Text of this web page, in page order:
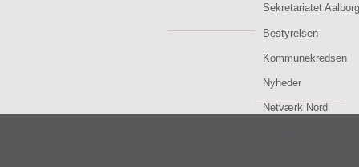
Sekretariatet Aalborg
Bestyrelsen
Kommunekredsen
Nyheder
Netværk Nord